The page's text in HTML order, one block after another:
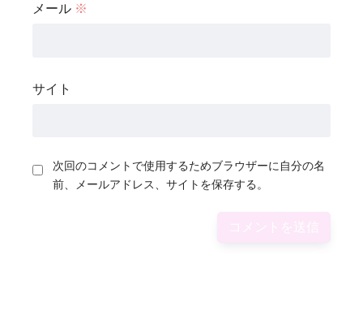
メール ※
サイト
次回のコメントで使用するためブラウザーに自分の名
前、メールアドレス、サイトを保存する。